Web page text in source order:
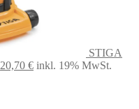
STIGA
Ursprünglicher
20,70 €Aktueller
inkl. 19% MwSt.